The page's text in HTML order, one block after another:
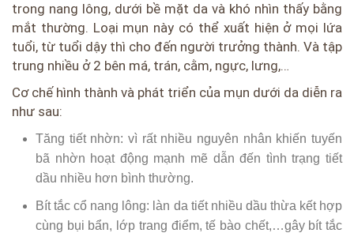
trong nang lông, dưới bề mặt da và khó nhìn thấy bằng
mắt thường. Loại mụn này có thể xuất hiện ở mọi lứa
tuổi, từ tuổi dậy thì cho đến người trưởng thành. Và tập
trung nhiều ở 2 bên má, trán, cằm, ngực, lưng,…
Cơ chế hình thành và phát triển của mụn dưới da diễn ra
như sau:
Tăng tiết nhờn: vì rất nhiều nguyên nhân khiến tuyến
bã nhờn hoạt động mạnh mẽ dẫn đến tình trạng tiết
dầu nhiều hơn bình thường.
Bít tắc cổ nang lông: làn da tiết nhiều dầu thừa kết hợp
cùng bụi bẩn, lớp trang điểm, tế bào chết,…gây bít tắc